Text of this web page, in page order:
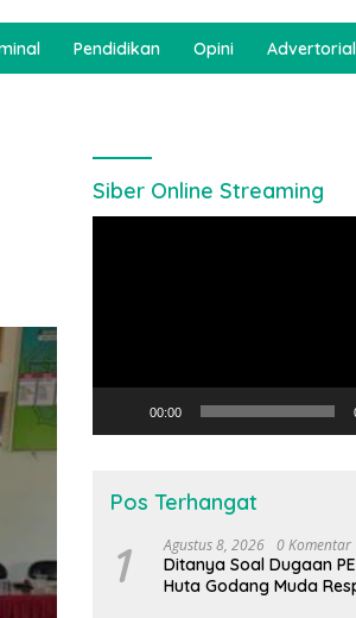
Pendidikan Opini Advertorial
Siber Online Streaming
00:00
Pos Terhangat
1 Agustus 8, 2026 0 Komentar
Ditanya Soal Dugaan
Huta Godang Muda